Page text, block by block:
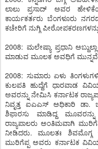
ಲಾಲು ಪ್ರಸಾದ್ ಅವರ
ಕಾರ್ಯಕರ್ತರು ಬೆಂಗಳೂರು
ಕಚೇರಿಗೆ ನುಗ್ಗಿ
2008: ಮಲೇಷ್ಯಾ ಪ್ರಧಾನಿ
ಮಾಡುವ ಮೂಲಕ ಅವಧಿಗೆ
2008: ಸುಮಾರು ಏಳು
ಕುಲಪತಿ ಹುದ್ದೆಗೆ ಧಾರವಾಡ ವಿವಿಯ
ಅವರನ್ನು ನೇಮಿಸಿ ಕರ್ನಾಟಕ
ನಿವೃತ್ತ ಐಎಎಸ್ ಅಧಿಕಾರಿ ಡಾ.
ಶಿಫಾರಸು ಮಾಡಿದ್ದ
ರಾಜ್ಯಪಾಲರು ಅಂತಿಮವಾಗಿ
ನೀಡಿದರು. ಮೂಲತಃ ಶಿವಮೊಗ್ಗ
ಮುರಿಗೆಪ್ಪ ಅವರು ಕರ್ನಾಟಕ